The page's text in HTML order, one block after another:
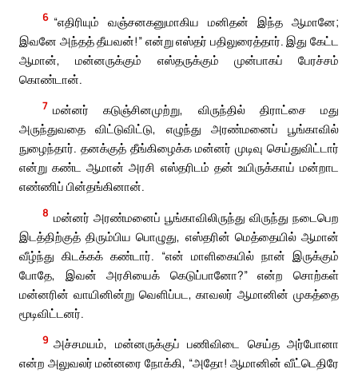
6 “எதிரியும் வஞ்சனகனுமாகிய மனிதன் இந்த ஆமானே;
இவனே அந்தத் தீயவன்!” என்று எஸ்தர் பதிலுரைத்தார். இது கேட்ட
ஆமான், மன்னருக்கும் எஸ்தருக்கும் முன்பாகப் பேரச்சம்
கொண்டான்.
7 மன்னர் கடுஞ்சினமுற்று, விருந்தில் திராட்சை மது
அருந்துவதை விட்டுவிட்டு, எழுந்து அரண்மனைப் பூங்காவில்
நுழைந்தார். தனக்குத் தீங்கிழைக்க மன்னர் முடிவு செய்துவிட்டார்
என்று கண்ட ஆமான் அரசி எஸ்தரிடம் தன் உயிருக்காய் மன்றாட
எண்ணிப் பின்தங்கினான்.
8 மன்னர் அரண்மனைப் பூங்காவிலிருந்து விருந்து நடைபெற
இடத்திற்குத் திரும்பிய பொழுது, எஸ்தரின் மெத்தையில் ஆமான்
வீழ்ந்து கிடக்கக் கண்டார். “என் மாளிகையில் நான் இருக்கும்
போதே, இவன் அரசியைக் கெடுப்பானோ?” என்ற சொற்கள்
மன்னரின் வாயினின்று வெளிப்பட, காவலர் ஆமானின் முகத்தை
மூடிவிட்டனர்.
9 அச்சமயம், மன்னருக்குப் பணிவிடை செய்த அர்போனா
என்ற அலுவலர் மன்னரை நோக்கி, “அதோ! ஆமானின் வீட்டெதிரே